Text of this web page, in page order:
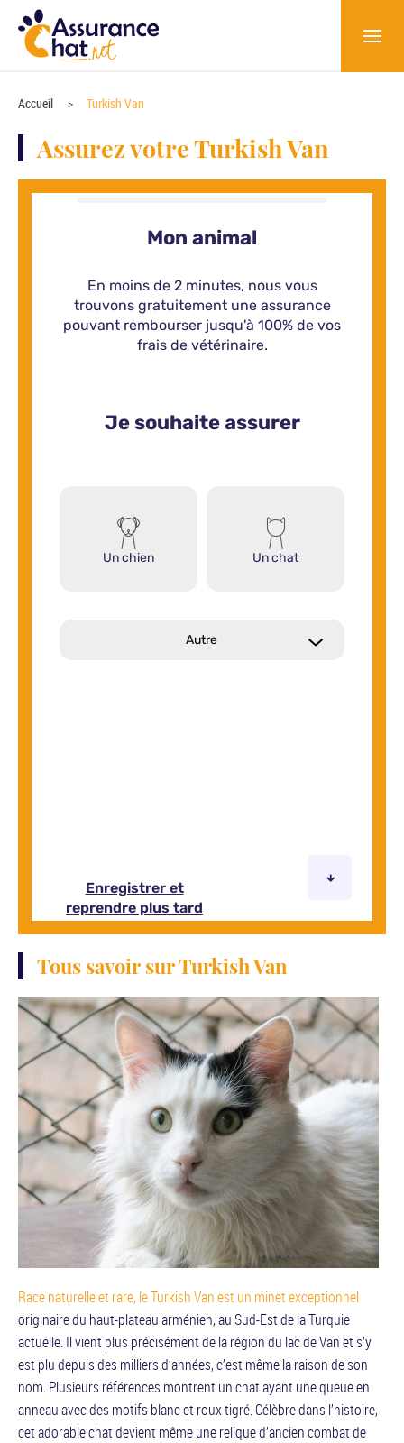
Accueil Turkish Van
Assurez votre Turkish Van
Tous savoir sur Turkish Van
Race naturelle et rare, le Turkish Van est un minet exceptionnel
originaire du haut-plateau arménien, au Sud-Est de la Turquie
actuelle. Il vient plus précisément de la région du lac de Van et s’y
est plu depuis des milliers d’années, c’est même la raison de son
nom. Plusieurs références montrent un chat ayant une queue en
anneau avec des motifs blanc et roux tigré. Célèbre dans l’histoire,
cet adorable chat devient même une relique d’ancien combat de